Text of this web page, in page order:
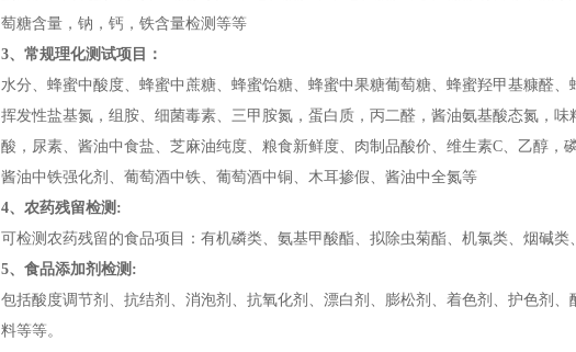
萄糖含量，钠，钙，铁含量检测等等
3、常规理化测试项目：
水分、蜂蜜中酸度、蜂蜜中蔗糖、蜂蜜饴糖、蜂蜜中果糖葡萄糖、蜂蜜羟甲基糠醛
挥发性盐基氮，组胺、细菌毒素、三甲胺氮，蛋白质，丙二醛，酱油氨基酸态氮，
酸，尿素、酱油中食盐、芝麻油纯度、粮食新鲜度、肉制品酸价、维生素C、乙醇，
酱油中铁强化剂、葡萄酒中铁、葡萄酒中铜、木耳掺假、酱油中全氮等
4、农药残留检测:
可检测农药残留的食品项目：有机磷类、氨基甲酸酯、拟除虫菊酯、机氯类、烟碱
5、食品添加剂检测:
包括酸度调节剂、抗结剂、消泡剂、抗氧化剂、漂白剂、膨松剂、着色剂、护色剂
料等等。